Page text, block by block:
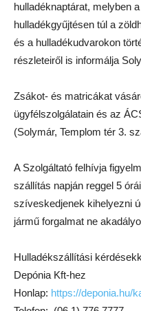
hulladéknaptárat, melyben
hulladékgyűjtésen túl a
és a hulladékudvarokon
részleteiről is informálja
Zsákot- és matricákat
ügyfélszolgálatain és az
(Solymár, Templom tér 3.
A Szolgáltató felhívja
szállítás napján reggel 5
szíveskedjenek kihelyezni
jármű forgalmat ne
Hulladékszállítási
Depónia Kft-hez
Honlap: https://deponia.hu/